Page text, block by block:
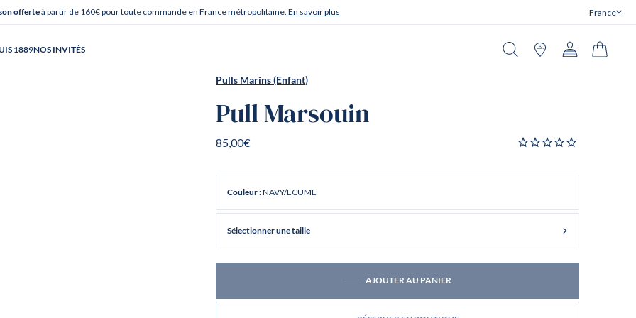
offerteà partir de 160€ pour toute commande en France métropolitaine. En savoir plus France
Fermer
1889NOS INVITÉS
Pulls Marins (Enfant)
Pull Marsouin
85,00€
Couleur :NAVY/ECUME
Sélectionner une taille
AJOUTER AU PANIER